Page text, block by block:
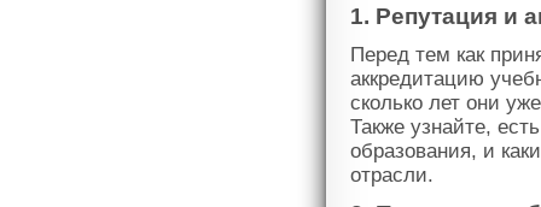
1. Репутация и
Перед тем как
аккредитацию
сколько лет они
Также узнайте,
образования, и
отрасли.